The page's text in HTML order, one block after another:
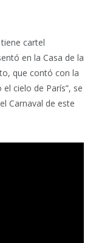
cartel
en la Casa de la
que contó con la
cielo de París”, se
Carnaval de este